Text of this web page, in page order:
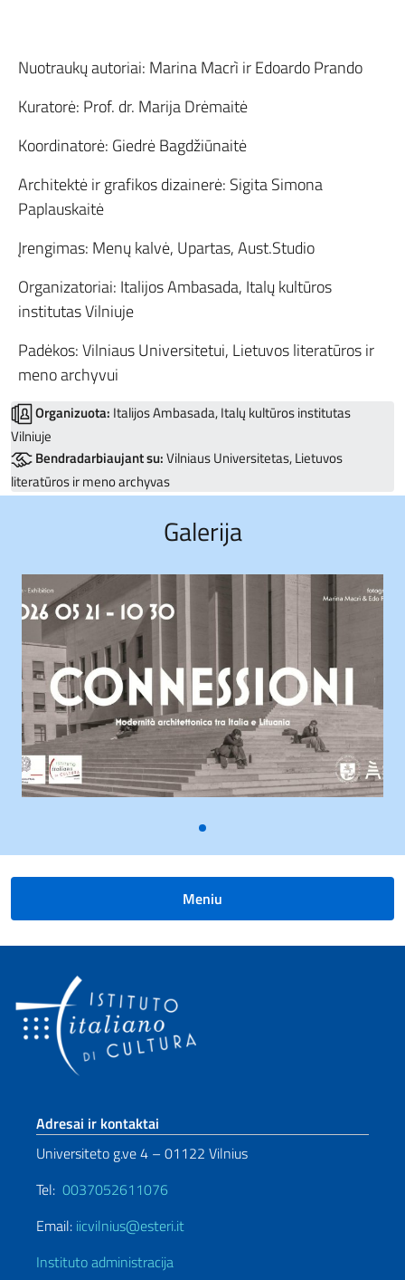
Nuotraukų autoriai: Marina Macrì ir Edoardo Prando
Kuratorė: Prof. dr. Marija Drėmaitė
Koordinatorė: Giedrė Bagdžiūnaitė
Architektė ir grafikos dizainerė: Sigita Simona
Paplauskaitė
Įrengimas: Menų kalvė, Upartas, Aust.Studio
Organizatoriai: Italijos Ambasada, Italų kultūros
institutas Vilniuje
Padėkos: Vilniaus Universitetui, Lietuvos literatūros ir
meno archyvui
Organizuota: Italijos Ambasada, Italų kultūros institutas
Vilniuje
Bendradarbiaujant su:Vilniaus Universitetas, Lietuvos
literatūros ir meno archyvas
Galerija
Meniu
Sezione footer
Adresai ir kontaktai
Universiteto g.ve 4 – 01122 Vilnius
Tel: 0037052611076
Email: iicvilnius@esteri.it
Instituto administracija